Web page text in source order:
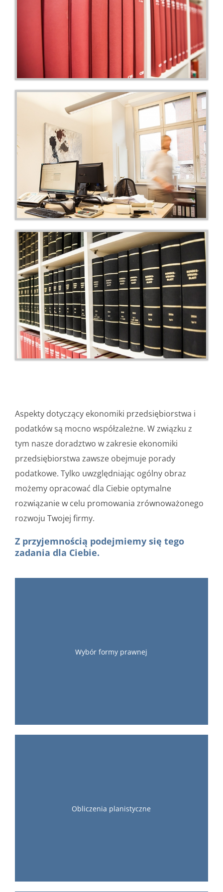
Aspekty dotyczący ekonomiki przedsiębiorstwa i
podatków są mocno współzależne. W związku z
tym nasze doradztwo w zakresie ekonomiki
przedsiębiorstwa zawsze obejmuje porady
podatkowe. Tylko uwzględniając ogólny obraz
możemy opracować dla Ciebie optymalne
rozwiązanie w celu promowania zrównoważonego
rozwoju Twojej firmy.
Z przyjemnością podejmiemy się tego
zadania dla Ciebie.
Wybór formy prawnej
Obliczenia planistyczne